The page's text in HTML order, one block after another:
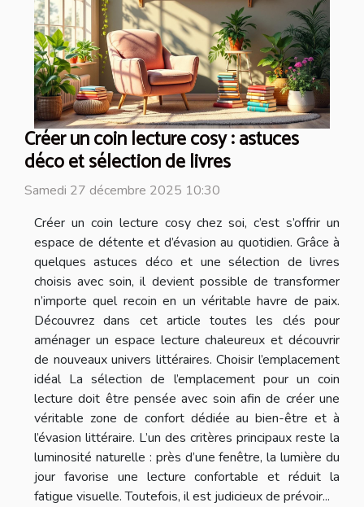
Créer un coin lecture cosy : astuces
déco et sélection de livres
Samedi 27 décembre 2025 10:30
Créer un coin lecture cosy chez soi, c’est s’offrir un
espace de détente et d’évasion au quotidien. Grâce à
quelques astuces déco et une sélection de livres
choisis avec soin, il devient possible de transformer
n’importe quel recoin en un véritable havre de paix.
Découvrez dans cet article toutes les clés pour
aménager un espace lecture chaleureux et découvrir
de nouveaux univers littéraires. Choisir l’emplacement
idéal La sélection de l’emplacement pour un coin
lecture doit être pensée avec soin afin de créer une
véritable zone de confort dédiée au bien-être et à
l’évasion littéraire. L’un des critères principaux reste la
luminosité naturelle : près d’une fenêtre, la lumière du
jour favorise une lecture confortable et réduit la
fatigue visuelle. Toutefois, il est judicieux de prévoir...